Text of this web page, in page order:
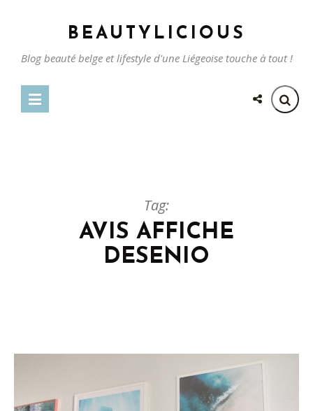
BEAUTYLICIOUS
Blog beauté belge et lifestyle d'une Liégeoise touche à tout !
Tag:
AVIS AFFICHE
DESENIO